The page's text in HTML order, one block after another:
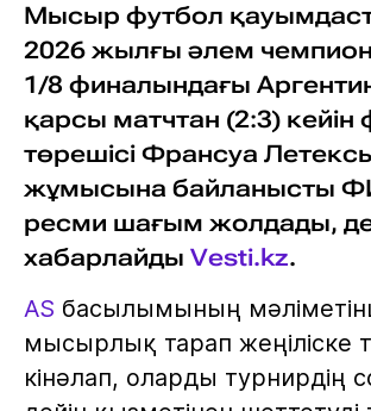
Мысыр футбол
2026 жылғы әлем
1/8 финалындағы
қарсы матчтан (2:3) кейін
төрешісі Франсуа
жұмысына байланысты
ресми шағым жолдады,
хабарлайды Vesti.kz.
AS басылымының
мысырлық тарап жеңіліске
кінәлап, оларды турнирдің